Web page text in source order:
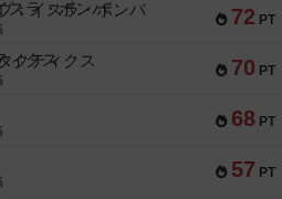
72 PT
：イスラ・ボンバ
70 PT
クティクス
68 PT
57 PT